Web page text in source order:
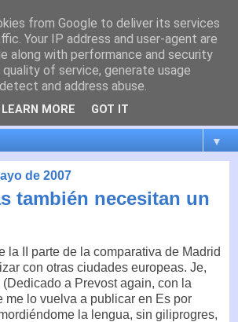
su actualidad, proyectos, transporte,
participación, medio ambiente,
...
▼
de 2007
también necesitan un
la II parte de la comparativa de Madrid
con otras ciudades europeas. Je,
a Prevost again, con la
me lo vuelva a publicar en Es por
la lengua, sin giliprogres,
from Google to deliver its services
Your IP address and user-agent are
along with performance and security
of service, generate usage
and address abuse.
LEARN MORE GOT IT